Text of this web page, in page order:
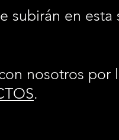
subirán en esta
nosotros por
.